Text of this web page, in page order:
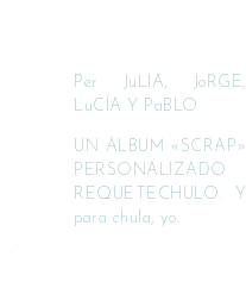
Per JuLIA, JoRGE,
LuCÍA Y PaBLO
UN ÁLBUM «SCRAP»
PERSONALIZADO
REQUETECHULO. Y
para chula, yo.